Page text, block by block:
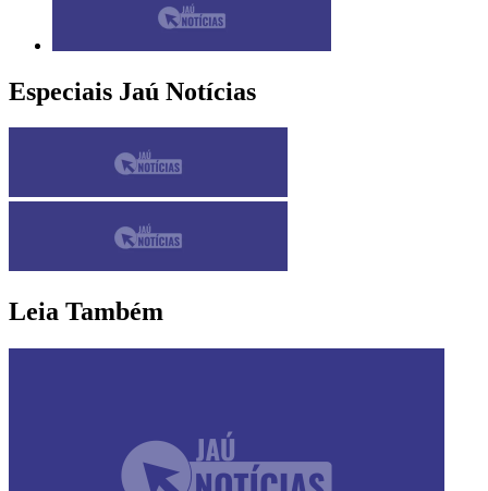
Especiais Jaú Notícias
Leia Também